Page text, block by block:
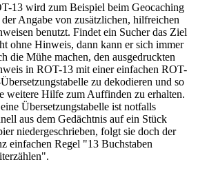
13 wird zum Beispiel beim Geocaching
der Angabe von zusätzlichen, hilfreichen
benutzt. Findet ein Sucher das Ziel
ohne Hinweis, dann kann er sich immer
die Mühe machen, den ausgedruckten
in ROT-13 mit einer einfachen ROT-
zu dekodieren und so
weitere Hilfe zum Auffinden zu erhalten.
Übersetzungstabelle ist notfalls
aus dem Gedächtnis auf ein Stück
niedergeschrieben, folgt sie doch der
einfachen Regel "13 Buchstaben